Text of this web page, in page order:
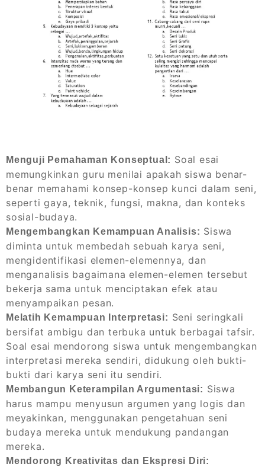
Menguji Pemahaman Konseptual: Soal esai
memungkinkan guru menilai apakah siswa benar-
benar memahami konsep-konsep kunci dalam seni,
seperti gaya, teknik, fungsi, makna, dan konteks
sosial-budaya.
Mengembangkan Kemampuan Analisis: Siswa
diminta untuk membedah sebuah karya seni,
mengidentifikasi elemen-elemennya, dan
menganalisis bagaimana elemen-elemen tersebut
bekerja sama untuk menciptakan efek atau
menyampaikan pesan.
Melatih Kemampuan Interpretasi: Seni seringkali
bersifat ambigu dan terbuka untuk berbagai tafsir.
Soal esai mendorong siswa untuk mengembangkan
interpretasi mereka sendiri, didukung oleh bukti-
bukti dari karya seni itu sendiri.
Membangun Keterampilan Argumentasi: Siswa
harus mampu menyusun argumen yang logis dan
meyakinkan, menggunakan pengetahuan seni
budaya mereka untuk mendukung pandangan
mereka.
Mendorong Kreativitas dan Ekspresi Diri: